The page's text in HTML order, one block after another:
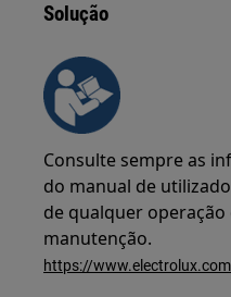
Solução
Consulte sempre as
do manual de
de qualquer
manutenção.
https://